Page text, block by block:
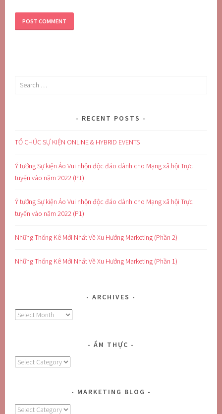
Search
RECENT POSTS
TỔ CHỨC SỰ KIỆN ONLINE & HYBRID EVENTS
Ý tưởng Sự kiện Ảo Vui nhộn độc đáo dành cho Mạng xã hội Trực
tuyến vào năm 2022 (P1)
Ý tưởng Sự kiện Ảo Vui nhộn độc đáo dành cho Mạng xã hội Trực
tuyến vào năm 2022 (P1)
Những Thống Kê Mới Nhất Về Xu Hướng Marketing (Phần 2)
Những Thống Kê Mới Nhất Về Xu Hướng Marketing (Phần 1)
ARCHIVES
Archives
ẨM THỰC
Ẩm
MARKETING BLOG
MARKETING